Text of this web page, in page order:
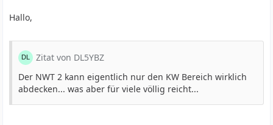
Hallo,
Zitat von DL5YBZ
Der NWT 2 kann eigentlich nur den KW Bereich wirklich
abdecken... was aber für viele völlig reicht...